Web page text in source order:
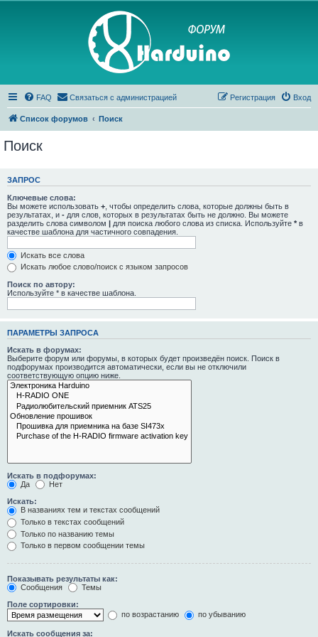
FAQ Связаться с администрацией Вход
Регистрация
Список форумов Поиск
Поиск
ЗАПРОС
Ключевые слова:
Вы можете использовать + , чтобы определить слова, которые должны быть в
результатах, и - для слов, которых в результатах быть не должно. Вы можете
разделить слова символом | для поиска любого слова из списка. Используйте * в
качестве шаблона для частичного совпадения.
Искать все слова
Искать любое слово/поиск с языком запросов
Поиск по автору:
Используйте * в качестве шаблона.
ПАРАМЕТРЫ ЗАПРОСА
Искать в форумах:
Выберите форум или форумы, в которых будет произведён поиск. Поиск в
подфорумах производится автоматически, если вы не отключили
соответствующую опцию ниже.
Искать в подфорумах:
Да
Нет
Искать:
В названиях тем и текстах сообщений
Только в текстах сообщений
Только по названию темы
Только в первом сообщении темы
Показывать результаты как:
Сообщения
Темы
Поле сортировки:
по возрастанию
по убыванию
Искать сообщения за: